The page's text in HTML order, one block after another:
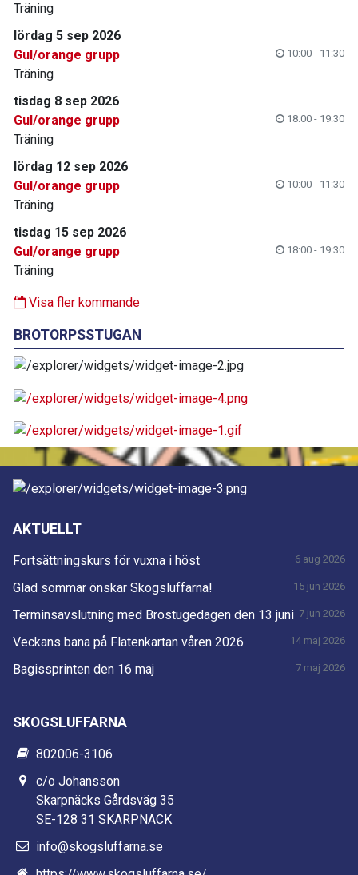
Träning
lördag 5 sep 2026
Gul/orange grupp
10:00 - 11:30
Träning
tisdag 8 sep 2026
Gul/orange grupp
18:00 - 19:30
Träning
lördag 12 sep 2026
Gul/orange grupp
10:00 - 11:30
Träning
tisdag 15 sep 2026
Gul/orange grupp
18:00 - 19:30
Träning
Visa fler kommande
BROTORPSSTUGAN
AKTUELLT
Fortsättningskurs för vuxna i höst 6 aug 2026
Glad sommar önskar Skogsluffarna! 15 jun 2026
Terminsavslutning med Brostugedagen den 13 juni 7 jun 2026
Veckans bana på Flatenkartan våren 2026 14 maj 2026
Bagissprinten den 16 maj 7 maj 2026
SKOGSLUFFARNA
802006-3106
c/o Johansson
Skarpnäcks Gårdsväg 35
SE-128 31 SKARPNÄCK
info@skogsluffarna.se